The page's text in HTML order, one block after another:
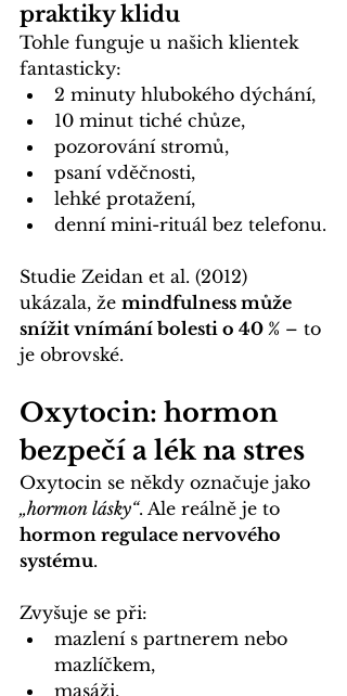
praktiky klidu
Tohle funguje u našich klientek
fantasticky:
2 minuty hlubokého dýchání,
10 minut tiché chůze,
pozorování stromů,
psaní vděčnosti,
lehké protažení,
denní mini-rituál bez telefonu.
Studie Zeidan et al. (2012)
ukázala, že mindfulness může
snížit vnímání bolesti o 40 % – to
je obrovské.
Oxytocin: hormon
bezpečí a lék na stres
Oxytocin se někdy označuje jako
„hormon lásky“. Ale reálně je to
hormon regulace nervového
systému.
Zvyšuje se při:
mazlení s partnerem nebo
mazlíčkem,
masáži,